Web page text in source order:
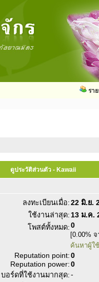
รา
ดูประวัติส่วนตัว - Kawaii
ลงทะเบียนเมื่อ:22 มิ.ย.
ใช้งานล่าสุด: 13 ม.ค.
โพสต์ทั้งหมด:0
[0.00%
ค้นหาผู้ใ
Reputation point:0
Reputation power:0
บอร์ดที่ใช้งานมากสุด:-